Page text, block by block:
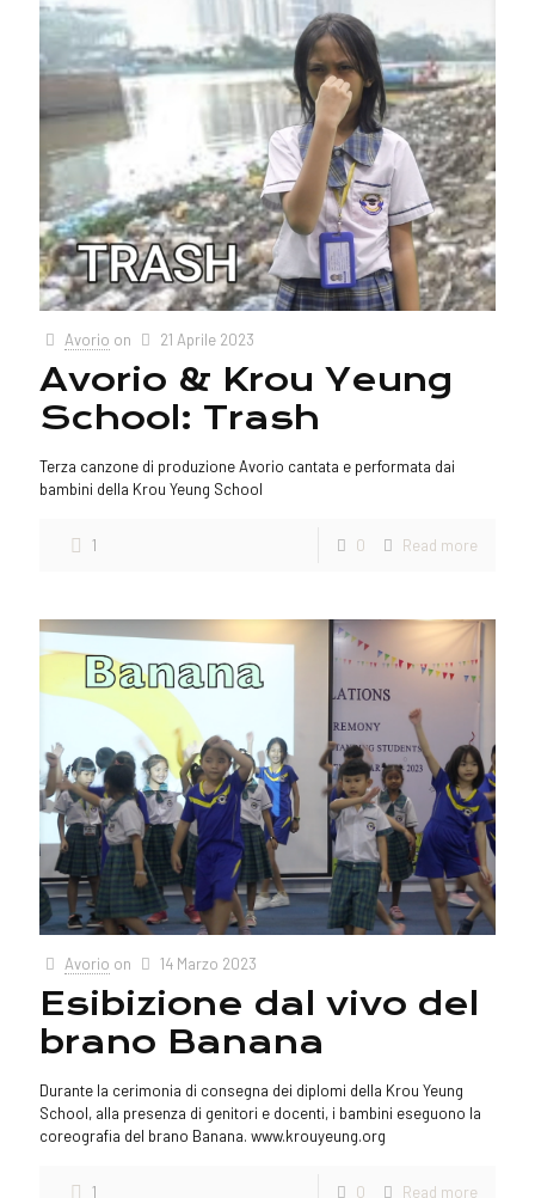
Avorio on 21 Aprile 2023
Avorio & Krou Yeung
School: Trash
Terza canzone di produzione Avorio cantata e performata dai
bambini della Krou Yeung School
1 0 Read more
Avorio on 14 Marzo 2023
Esibizione dal vivo del
brano Banana
Durante la cerimonia di consegna dei diplomi della Krou Yeung
School, alla presenza di genitori e docenti, i bambini eseguono la
coreografia del brano Banana. www.krouyeung.org
1 0 Read more